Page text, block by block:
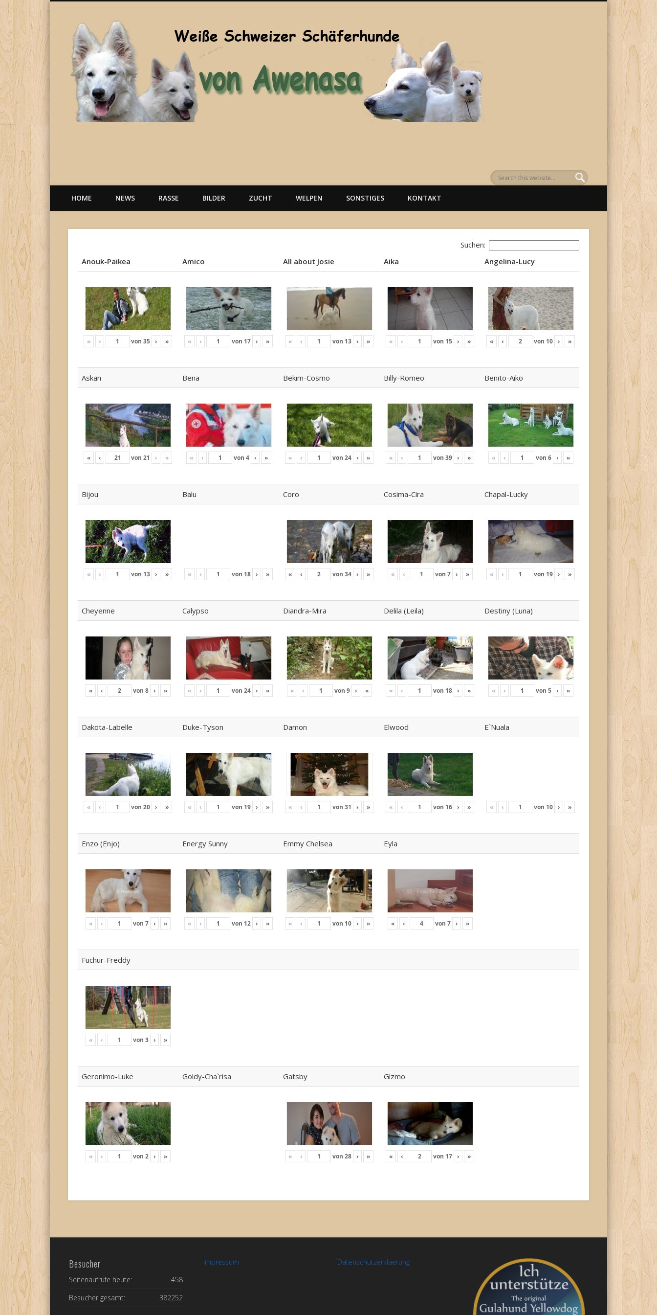
Welpen, weiße Schäferhunde, Hunde, Berger Blanc Suisse
HOME NEWS RASSE BILDER ZUCHT WELPEN SONSTIGES KONTAKT
Suchen:
Anouk-Paikea
Amico All about Josie Aika
Angelina-Lucy
« ‹ von35 › » « ‹ von 17 › » « ‹ von 13 › » « ‹ von 15 › » « ‹ von 10 › »
Askan Bena Bekim-Cosmo Billy-Romeo Benito-Aiko
« ‹ von21 › » « ‹ von 4 › » « ‹ von24 › » « ‹ von39 › » « ‹ von 6 › »
Bijou Balu Coro Cosima-Cira Chapal-Lucky
« ‹ von 13 › » « ‹ von 18 › » « ‹ von34 › » « ‹ von 7 › » « ‹ von 19 › »
Cheyenne Calypso Diandra-Mira Delila (Leila) Destiny (Luna)
« ‹ von 8 › » « ‹ von24 › » « ‹ von 9 › » « ‹ von 18 › » « ‹ von 5 › »
Dakota-Labelle Duke-Tyson Damon Elwood E`Nuala
« ‹ von20 › » « ‹ von 19 › » « ‹ von31 › » « ‹ von 16 › » « ‹ von 10 › »
Enzo (Enjo) Energy Sunny Emmy Chelsea Eyla
« ‹ von 7 › » « ‹ von 12 › » « ‹ von 10 › » « ‹ von 7 › »
Fuchur-Freddy
« ‹ von 3 › »
Geronimo-Luke Goldy-Cha`risa Gatsby Gizmo
« ‹ von 2 › » « ‹ von28 › » « ‹ von 17 › »
Besucher
458
Seitenaufrufe heute:
382252
Besucher gesamt:
Impressum Datenschutzerklaerung